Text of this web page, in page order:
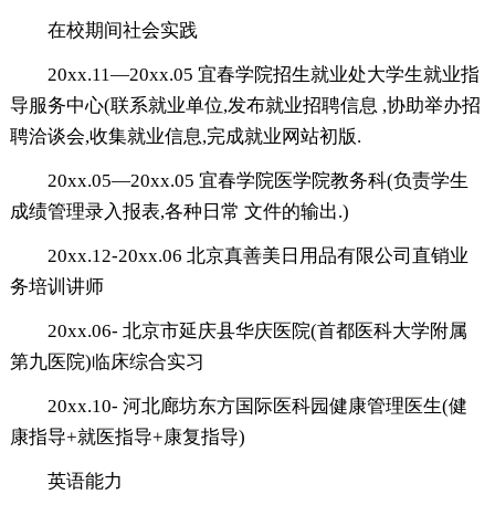
在校期间社会实践
20xx.11―20xx.05 宜春学院招生就业处大学生就业指
导服务中心(联系就业单位,发布就业招聘信息 ,协助举办招
聘洽谈会,收集就业信息,完成就业网站初版.
20xx.05―20xx.05 宜春学院医学院教务科(负责学生
成绩管理录入报表,各种日常 文件的输出.)
20xx.12-20xx.06 北京真善美日用品有限公司直销业
务培训讲师
20xx.06- 北京市延庆县华庆医院(首都医科大学附属
第九医院)临床综合实习
20xx.10- 河北廊坊东方国际医科园健康管理医生(健
康指导+就医指导+康复指导)
英语能力